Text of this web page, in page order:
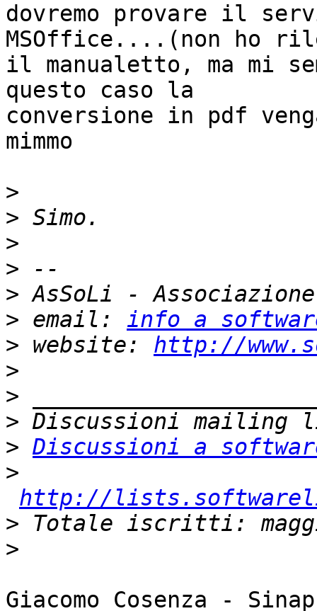
dovremo provare il
MSOffice....(non ho
il manualetto, ma mi
questo caso la
conversione in pdf
mimmo
>
>
>
>
>
> email: info a
> website: http://
>
>
>
> Discussioni a
>
http://
>
>
Giacomo Cosenza -